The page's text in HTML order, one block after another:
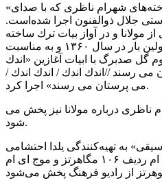
«اندك اندك» تصنیفی است از ساخته‌های شهرام ناظری كه با صدای
جلال ذوالفنون اجرا شده‌است.
مولانا و در آواز بیات ترك ساخته
شده‌است. ناظری این اثر را اولین بار در سال ۱۳۶۰ و به مناسبت
گل صدبرگ با ابیات آغازین «اندك
می رسند //اندك اندك / اندك اندك /
می پرستان می رسند» اجرا كرد.
ناظری درباره مولانا نیز پخش می
شود.
به تهیه‌كنندگی یلدا احتشامی
ساعت۱۲:۲۰ روی موج اف ام ردیف ۱۰۶ مگاهرتز و موج ای ام